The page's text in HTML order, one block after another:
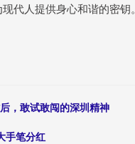
代人提供身心和谐的密钥。
，敢试敢闯的深圳精神
手笔分红